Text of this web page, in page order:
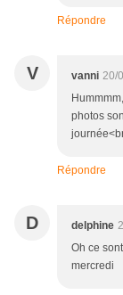
Répondre
V vanni 20/
photos
Répondre
D delphine
Oh ce
mercredi